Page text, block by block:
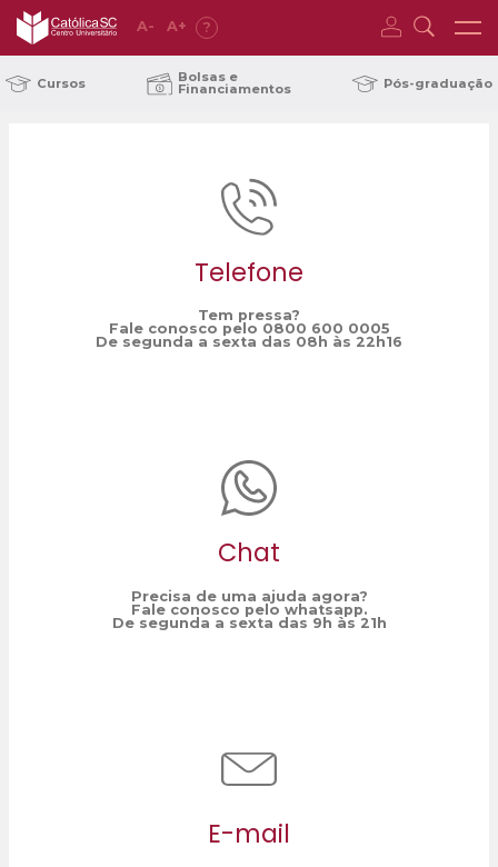
A- A+ ?
Cursos Bolsas e
Financiamentos Pós-graduação
Telefone
Tem pressa?
Fale conosco pelo 0800 600 0005
De segunda a sexta das 08h às 22h16
Chat
Precisa de uma ajuda agora?
Fale conosco pelo whatsapp.
De segunda a sexta das 9h às 21h
E-mail